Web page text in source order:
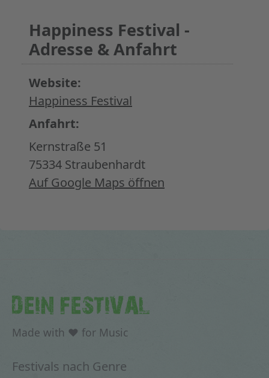
Happiness Festival -
Adresse & Anfahrt
Website:
Happiness Festival
Anfahrt:
Kernstraße 51
75334 Straubenhardt
Auf Google Maps öffnen
DEIN FESTIVAL
Made with ♥ for Music
Festivals nach Genre